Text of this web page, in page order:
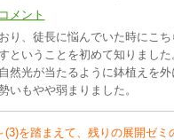
メント
り、徒長に悩んでいた時にこち
ということを初めて知りまし
然光が当たるように鉢植えを
いもやや弱まりました。
を踏まえて、残りの展開ゼミ